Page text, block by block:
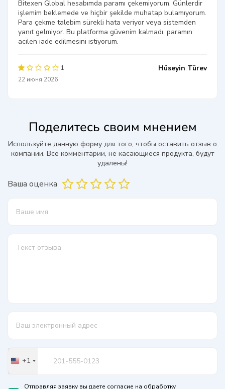
Bitexen Global hesabımda paramı çekemiyorum. Günlerdir
işlemim beklemede ve hiçbir şekilde muhatap bulamıyorum.
Para çekme talebim sürekli hata veriyor veya sistemden
yanıt gelmiyor. Bu platforma güvenim kalmadı, paramın
acilen iade edilmesini istiyorum.
1
22 июня 2026
Hüseyin Türev
Поделитесь своим мнением
Используйте данную форму для того, чтобы оставить отзыв о
компании. Все комментарии, не касающиеся продукта, будут
удалены!
Ваша оценка
United
+1
Отправляя заявку вы даете согласие на обработку